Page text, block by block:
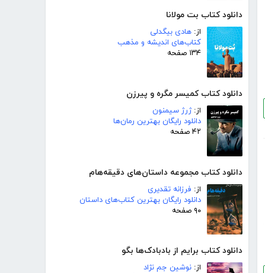
دانلود کتاب بت مولانا
از: هادی بیگدلی
کتاب‌های اندیشه و مذهب
۱۳۴ صفحه
دانلود کتاب کمیسر مگره و پیرزن
از:ژرژ سیمنون
دانلود رایگان بهترین رمان‌ها
۴۲ صفحه
دانلود کتاب مجموعه داستان‌های دقیقه‌هام
از: فرزانه تقدیری
دانلود رایگان بهترین کتاب‌های داستان
۹۰ صفحه
دانلود کتاب برایم از بادبادک‌ها بگو
از: نوشین جم نژاد